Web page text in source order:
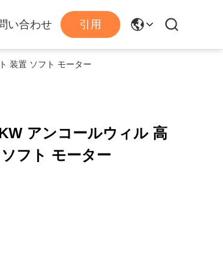
い合わせ 引用
装置 ソフト モーター
アンコールウィル 高
フト モーター